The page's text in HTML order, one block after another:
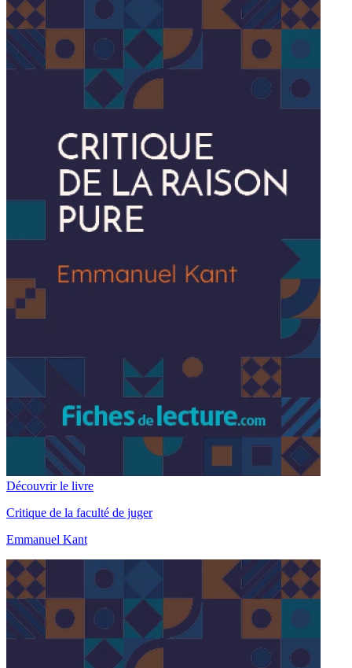
Découvrir le livre
Critique de la faculté de juger
Emmanuel Kant